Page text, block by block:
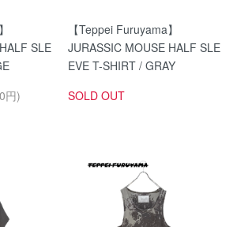
SLE
円)
【Teppei Furuyama】
JURASSIC MOUSE HALF SLE
EVE T-SHIRT / GRAY
SOLD OUT